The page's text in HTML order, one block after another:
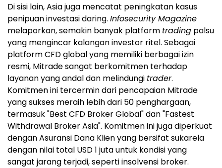
Di sisi lain, Asia juga mencatat peningkatan kasus
penipuan investasi daring. Infosecurity Magazine
melaporkan, semakin banyak platform trading palsu
yang mengincar kalangan investor ritel. Sebagai
platform CFD global yang memiliki berbagai izin
resmi, Mitrade sangat berkomitmen terhadap
layanan yang andal dan melindungi trader.
Komitmen ini tercermin dari pencapaian Mitrade
yang sukses meraih lebih dari 50 penghargaan,
termasuk "Best CFD Broker Global" dan "Fastest
Withdrawal Broker Asia". Komitmen ini juga diperkuat
dengan Asuransi Dana Klien yang bersifat sukarela
dengan nilai total USD 1 juta untuk kondisi yang
sangat jarang terjadi, seperti insolvensi broker.